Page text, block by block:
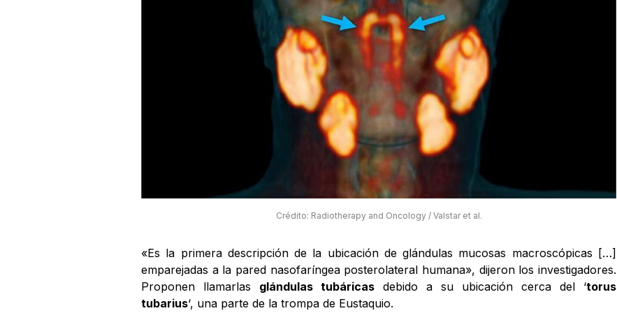
Crédito: Radiotherapy and Oncology / Valstar et al.
«Es la primera descripción de la ubicación de glándulas mucosas macroscópicas […]
emparejadas a la pared nasofaríngea posterolateral humana», dijeron los investigadores.
Proponen llamarlas glándulas tubáricas debido a su ubicación cerca del ‘torus
tubarius‘, una parte de la trompa de Eustaquio.